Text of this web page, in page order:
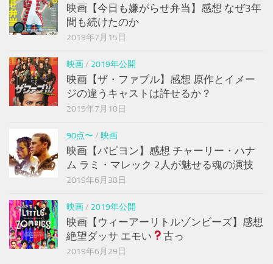
映画【今日も嫌がらせ弁当】感想 なぜ3年
間も続けたのか
2019年7月15日
映画/ 2019年公開
映画【ザ・ファブル】感想 原作とイメー
ジの違うキャストは許せるか？
2019年7月10日
90点〜 / 映画
映画【パピヨン】感想 チャーリー・ハナ
ム ラミ・マレック 2人が魅せる魂の演技
2019年6月30日
映画/ 2019年公開
映画【ウィーアーリトルゾンビーズ】感想
絶望ダッサ エモい
古っ
2019年6月29日